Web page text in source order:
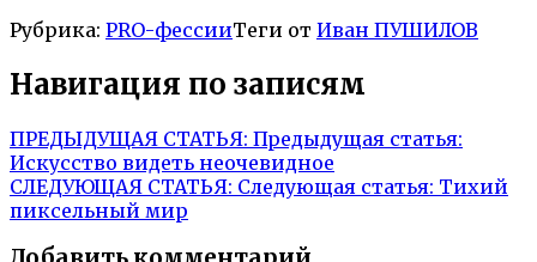
Рубрика: PRO-фессииТеги от Иван ПУШИЛОВ
Навигация по записям
ПРЕДЫДУЩАЯ СТАТЬЯ: Предыдущая статья:
Искусство видеть неочевидное
СЛЕДУЮЩАЯ СТАТЬЯ: Следующая статья: Тихий
пиксельный мир